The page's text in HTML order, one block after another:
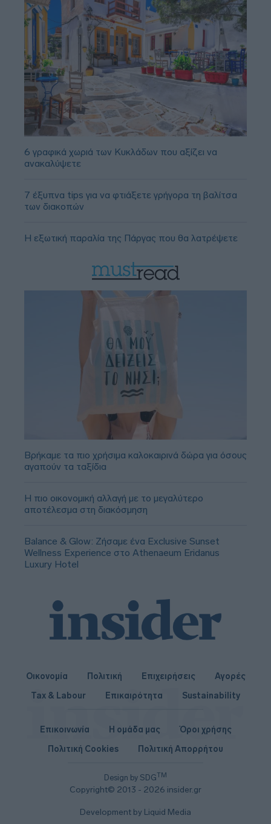
6 γραφικά χωριά των Κυκλάδων που αξίζει να
ανακαλύψετε
7 έξυπνα tips για να φτιάξετε γρήγορα τη βαλίτσα
των διακοπών
Η εξωτική παραλία της Πάργας που θα λατρέψετε
Βρήκαμε τα πιο χρήσιμα καλοκαιρινά δώρα για όσους
αγαπούν τα ταξίδια
Η πιο οικονομική αλλαγή με το μεγαλύτερο
αποτέλεσμα στη διακόσμηση
Balance & Glow: Ζήσαμε ένα Exclusive Sunset
Wellness Experience στο Athenaeum Eridanus
Luxury Hotel
Οικονομία Πολιτική Επιχειρήσεις
Αγορές
Tax & Labour
Επικαιρότητα Sustainability
Design by SDGTM
Copyright© 2013 - 2026 insider.gr
Επικοινωνία Η ομάδα μας
Όροι χρήσης
Πολιτική Cookies
Πολιτική Απορρήτου
Development by Liquid Media